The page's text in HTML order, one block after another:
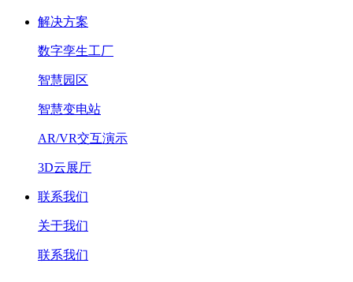
解决方案
数字孪生工厂
智慧园区
智慧变电站
AR/VR交互演示
3D云展厅
联系我们
关于我们
联系我们